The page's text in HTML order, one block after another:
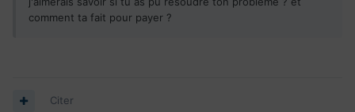
comment ta fait pour payer ?
Citer